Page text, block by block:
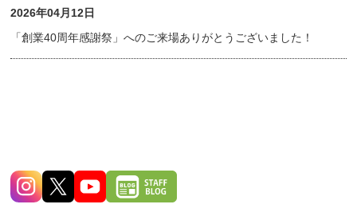
2026年04月12日
「創業40周年感謝祭」へのご来場ありがとうございました！